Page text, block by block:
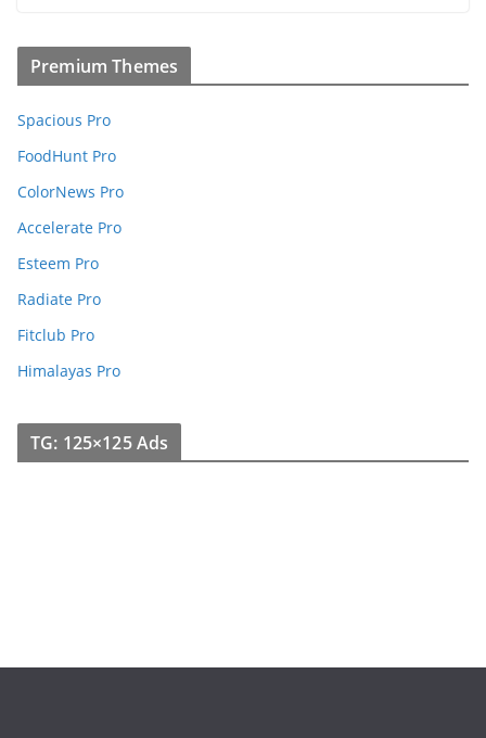
Premium Themes
Spacious Pro
FoodHunt Pro
ColorNews Pro
Accelerate Pro
Esteem Pro
Radiate Pro
Fitclub Pro
Himalayas Pro
TG: 125×125 Ads